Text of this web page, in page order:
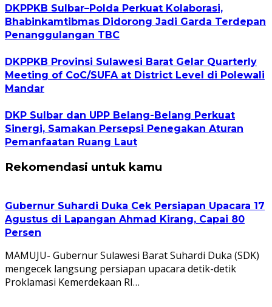
DKPPKB Sulbar–Polda Perkuat Kolaborasi,
Bhabinkamtibmas Didorong Jadi Garda Terdepan
Penanggulangan TBC
DKPPKB Provinsi Sulawesi Barat Gelar Quarterly
Meeting of CoC/SUFA at District Level di Polewali
Mandar
DKP Sulbar dan UPP Belang-Belang Perkuat
Sinergi, Samakan Persepsi Penegakan Aturan
Pemanfaatan Ruang Laut
Rekomendasi untuk kamu
Gubernur Suhardi Duka Cek Persiapan Upacara 17
Agustus di Lapangan Ahmad Kirang, Capai 80
Persen
MAMUJU- Gubernur Sulawesi Barat Suhardi Duka (SDK)
mengecek langsung persiapan upacara detik-detik
Proklamasi Kemerdekaan RI…